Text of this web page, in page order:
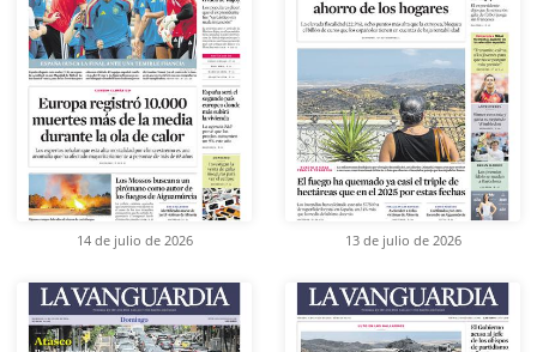
14 de julio de 2026 13 de julio de 2026